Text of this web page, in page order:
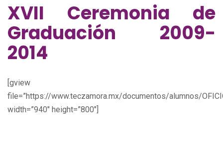
XVII Ceremonia de
Graduación 2009-
2014
[gview
file=”https://www.teczamora.mx/documentos/alumnos/
width=”940″ height=”800″]